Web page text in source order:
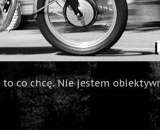
co chcę. Nie jestem